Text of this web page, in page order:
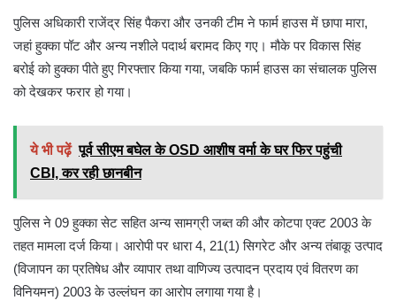
पुलिस अधिकारी राजेंद्र सिंह पैकरा और उनकी टीम ने फार्म हाउस में छापा मारा,
जहां हुक्का पॉट और अन्य नशीले पदार्थ बरामद किए गए। मौके पर विकास सिंह
बरोई को हुक्का पीते हुए गिरफ्तार किया गया, जबकि फार्म हाउस का संचालक पुलिस
को देखकर फरार हो गया।
ये भी पढ़ें पूर्व सीएम बघेल के OSD आशीष वर्मा के घर फिर पहुंची
CBI, कर रही छानबीन
पुलिस ने 09 हुक्का सेट सहित अन्य सामग्री जब्त की और कोटपा एक्ट 2003 के
तहत मामला दर्ज किया। आरोपी पर धारा 4, 21(1) सिगरेट और अन्य तंबाकू उत्पाद
(विजापन का प्रतिषेध और व्यापार तथा वाणिज्य उत्पादन प्रदाय एवं वितरण का
विनियमन) 2003 के उल्लंघन का आरोप लगाया गया है।